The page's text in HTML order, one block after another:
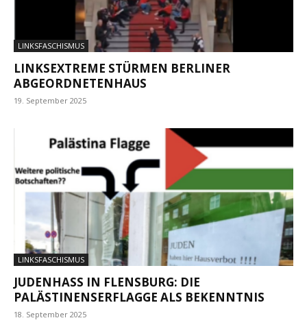
LINKSFASCHISMUS
LINKSEXTREME STÜRMEN BERLINER
ABGEORDNETENHAUS
19. September 2025
LINKSFASCHISMUS
JUDENHASS IN FLENSBURG: DIE
PALÄSTINENSERFLAGGE ALS BEKENNTNIS
18. September 2025